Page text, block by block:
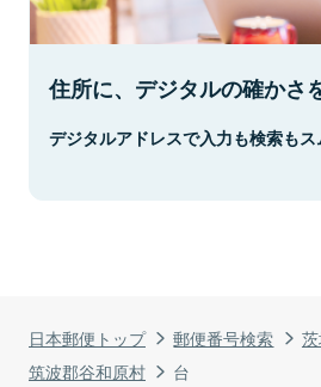
日本郵便トップ 郵便番号検索
筑波郡谷和原村
台
住所に、デジタルの確かさ
デジタルアドレスで入力も検索もス